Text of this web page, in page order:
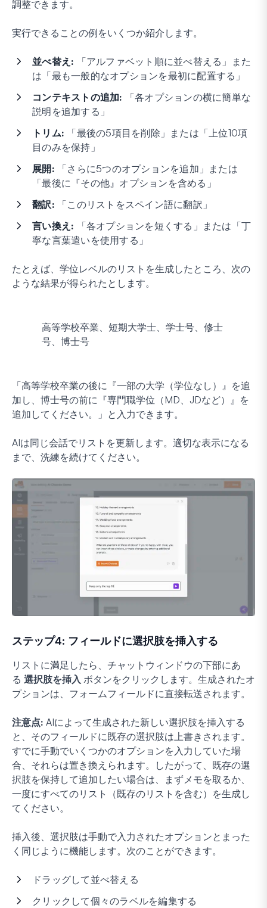
調整できます。
実行できることの例をいくつか紹介します。
並べ替え: 「アルファベット順に並べ替える」また
は「最も一般的なオプションを最初に配置する」
コンテキストの追加: 「各オプションの横に簡単な
説明を追加する」
トリム: 「最後の5項目を削除」または「上位10項
目のみを保持」
展開: 「さらに5つのオプションを追加」または
「最後に『その他』オプションを含める」
翻訳: 「このリストをスペイン語に翻訳」
言い換え: 「各オプションを短くする」または「丁
寧な言葉遣いを使用する」
たとえば、学位レベルのリストを生成したところ、次の
ような結果が得られたとします。
高等学校卒業、短期大学士、学士号、修士
号、博士号
「高等学校卒業の後に『一部の大学（学位なし）』を追
加し、博士号の前に『専門職学位（MD、JDなど）』を
追加してください。」と入力できます。
AIは同じ会話でリストを更新します。適切な表示になる
まで、洗練を続けてください。
ステップ4: フィールドに選択肢を挿入する
リストに満足したら、チャットウィンドウの下部にあ
る 選択肢を挿入 ボタンをクリックします。生成されたオ
プションは、フォームフィールドに直接転送されます。
注意点: AIによって生成された新しい選択肢を挿入する
と、そのフィールドに既存の選択肢は上書きされます。
すでに手動でいくつかのオプションを入力していた場
合、それらは置き換えられます。したがって、既存の選
択肢を保持して追加したい場合は、まずメモを取るか、
一度にすべてのリスト（既存のリストを含む）を生成し
てください。
挿入後、選択肢は手動で入力されたオプションとまった
く同じように機能します。次のことができます。
ドラッグして並べ替える
クリックして個々のラベルを編集する